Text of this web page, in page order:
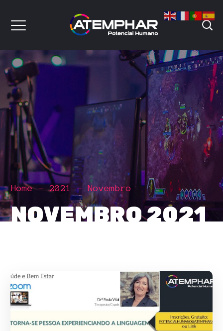
Home 2021 Novembro
NOVEMBRO 2021